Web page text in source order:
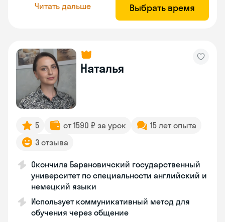
Читать дальше Выбрать время
Наталья
5 от 1590 ₽ за урок
15 лет опыта
3 отзыва
Окончила Барановичский государственный
университет по специальности английский и
немецкий языки
Использует коммуникативный метод для
обучения через общение